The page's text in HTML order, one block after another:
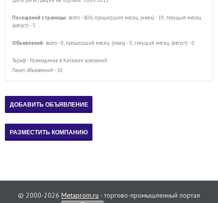
Посещений страницы: всего - 806, прошедший месяц (июль) - 19, текущий месяц
(август) - 5
Объявлений: всего - 0, прошедший месяц (июль) - 0, текущий месяц (август) - 0
Тариф - Размещение в Каталоге компаний
Пакет объявлений - 10
© 2000-2026 Metaprom.ru - торгово-промышленный портал